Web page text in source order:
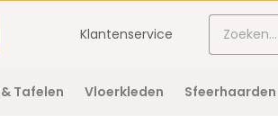
Klantenservice
Tafelen Vloerkleden Sfeerhaarden